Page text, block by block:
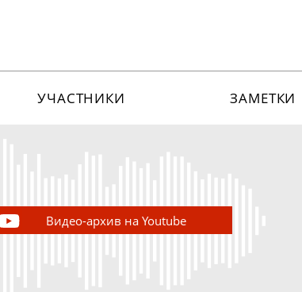
УЧАСТНИКИ ЗАМЕТКИ
Видео-архив на Youtube